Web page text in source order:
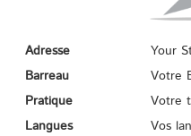
Adresse
Your
Barreau
Votre
Pratique
Votre
Langues
Vos